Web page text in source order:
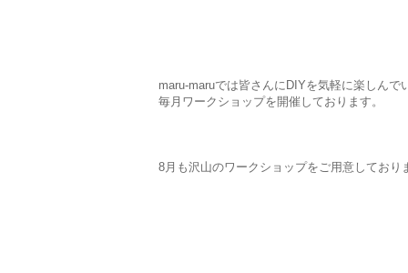
maru-maruでは皆さんにDIYを気軽に楽しんで
毎月ワークショップを開催しております。
8月も沢山のワークショップをご用意しており